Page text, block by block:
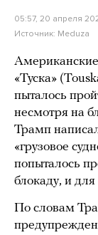
05:57, 20 апреля
Источник: Meduza
«Туска»
пыталось
несмотря на
Трамп
«грузовое
попыталось
блокаду, и для
По словам